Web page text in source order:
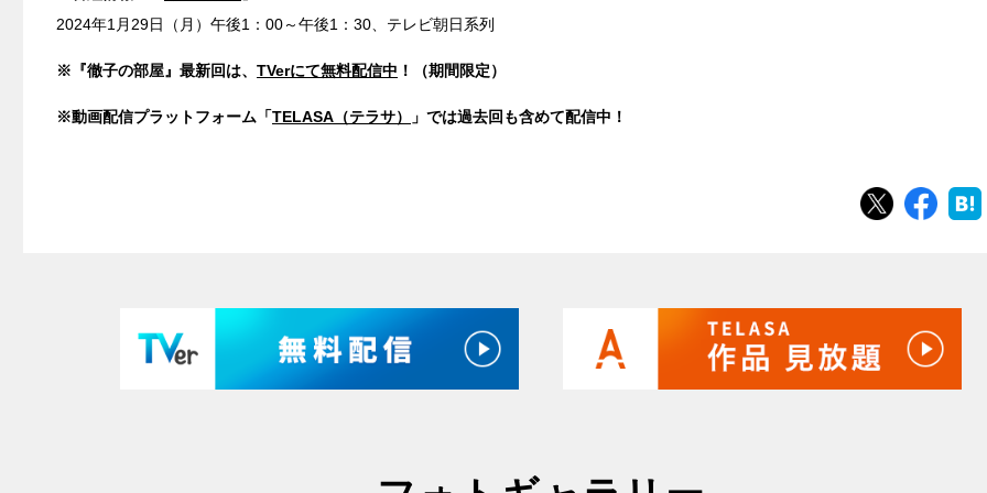
2024年1月29日（月）午後1：00～午後1：30、テレビ朝日系列
※『徹子の部屋』最新回は、 TVerにて無料配信中 ！（期間限定）
※動画配信プラットフォーム「TELASA（テラサ） 」では過去回も含めて配信中！
ツイートシェア